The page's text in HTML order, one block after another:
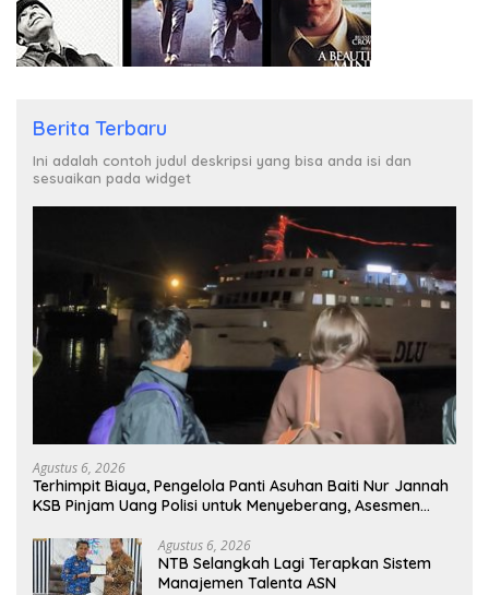
Berita Terbaru
Ini adalah contoh judul deskripsi yang bisa anda isi dan
sesuaikan pada widget
Agustus 6, 2026
Terhimpit Biaya, Pengelola Panti Asuhan Baiti Nur Jannah
KSB Pinjam Uang Polisi untuk Menyeberang, Asesmen
Agustus 6, 2026
NTB Selangkah Lagi Terapkan Sistem
Manajemen Talenta ASN